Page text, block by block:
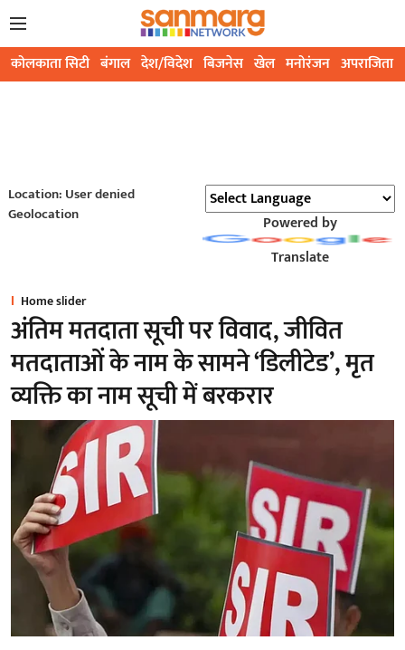
कोलकाता सिटी बंगाल देश/विदेश बिजनेस खेल मनोरंजन अपराजिता
Location: User denied
Geolocation
Powered by
Translate
Home slider
अंतिम मतदाता सूची पर विवाद, जीवित
मतदाताओं के नाम के सामने ‘डिलीटेड’, मृत
व्यक्ति का नाम सूची में बरकरार